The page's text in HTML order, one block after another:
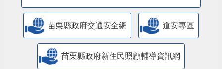
苗栗縣政府交通安全網 道安專區
苗栗縣政府新住民照顧輔導資訊網